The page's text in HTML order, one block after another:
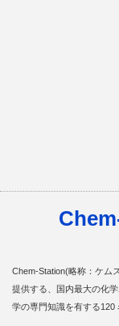
Chem-Station(略称：ケム
提供する、国内最大の化
学の専門知識を有する120